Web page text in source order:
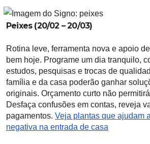
Peixes (20/02 – 20/03)
Rotina leve, ferramenta nova e apoio
bem hoje. Programe um dia tranquilo,
estudos, pesquisas e trocas de
família e da casa poderão ganhar
originais. Orçamento curto não
Desfaça confusões em contas, reveja
pagamentos. Veja plantas que ajudam
negativa na entrada de casa